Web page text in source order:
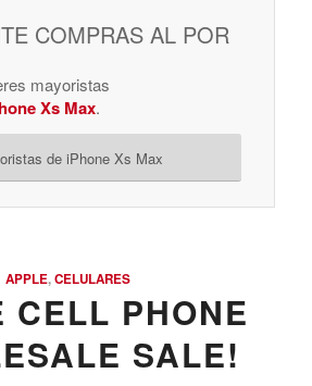
COMPRAS AL POR
mayoristas
Xs Max.
de iPhone Xs Max
APPLE,CELULARES
CELL PHONE
SALE!